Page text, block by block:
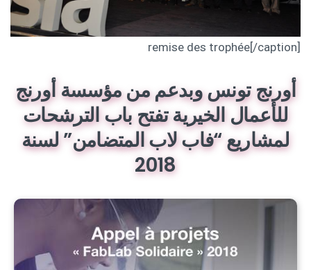
remise des trophée[/caption]
أورنج تونس وبدعم من مؤسسة أورنج
للأعمال الخيرية تفتح باب الترشحات
لمشاريع “فاب لاب المتضامن” لسنة
2018